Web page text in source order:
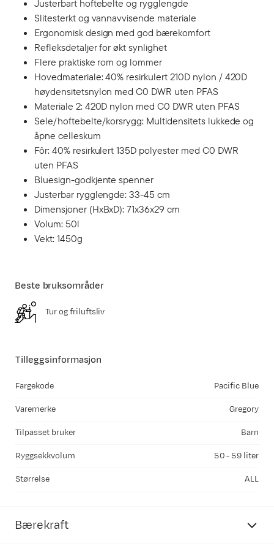
Justerbart hoftebelte og rygglengde
Slitesterkt og vannavvisende materiale
Ergonomisk design med god bærekomfort
Refleksdetaljer for økt synlighet
Flere praktiske rom og lommer
Hovedmateriale: 40% resirkulert 210D nylon / 420D
høydensitetsnylon med C0 DWR uten PFAS
Materiale 2: 420D nylon med C0 DWR uten PFAS
Sele/hoftebelte/korsrygg: Multidensitets lukkede og
åpne celleskum
Fôr: 40% resirkulert 135D polyester med C0 DWR
uten PFAS
Bluesign-godkjente spenner
Justerbar rygglengde: 33-45 cm
Dimensjoner (HxBxD): 71x36x29 cm
Volum: 50l
Vekt: 1450g
Tilleggsinformasjon
Fargekode Pacific Blue
Varemerke Gregory
Tilpasset bruker Barn
Ryggsekkvolum 50 - 59 liter
Størrelse ALL
Beste bruksområder
Tur og friluftsliv
Bærekraft